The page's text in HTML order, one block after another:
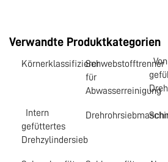
Verwandte Produktkategorien
KörnerklassifiziererSchwebstofftrenner
für
Abwasserreinigung
Intern
gefüttertes
Drehzylindersieb